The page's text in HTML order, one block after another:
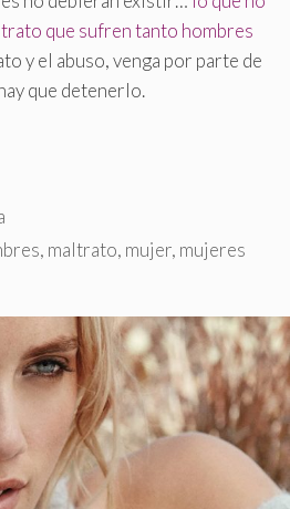
que sufren tanto hombres
y el abuso, venga por parte de
que detenerlo.
, maltrato, mujer, mujeres